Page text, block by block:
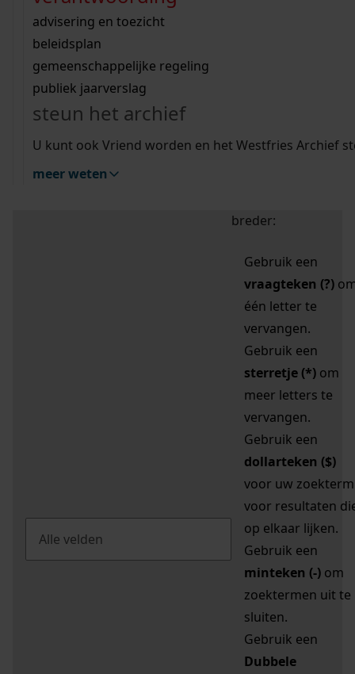
bouwvergunningen
omgevingsvergunningen
vergunningen
beeld en geluid
uitleg nodig?
Wij helpen u op weg met een aantal zoektips.
bekijk alle zoektips
Wij helpen u op weg met een aantal zoektips.
bekijk alle zoektips
bekijk ons geschiedenislokaal
advisering en toezicht
beleidsplan
gemeenschappelijke regeling
publiek jaarverslag
steun het archief
U kunt ook Vriend worden en het Westfries Archief
meer weten
zoektips
Mijn Studiezaal (inloggen)
uw zoekopdracht te
breder:
Gebruik een
vraagteken (?)
één letter te
vervangen.
Gebruik een
sterretje (*) om
meer letters te
vervangen.
Gebruik een
dollarteken ($)
voor uw zoekterm
voor resultaten
op elkaar lijken.
Gebruik een
minteken (-) om
zoektermen uit te
sluiten.
Gebruik een
Dubbele